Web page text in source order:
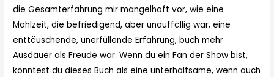
die Gesamterfahrung mir mangelhaft vor, wie eine
Mahlzeit, die befriedigend, aber unauffällig war, eine
enttäuschende, unerfüllende Erfahrung, buch mehr
Ausdauer als Freude war. Wenn du ein Fan der Show bist,
könntest du dieses Buch als eine unterhaltsame, wenn auch